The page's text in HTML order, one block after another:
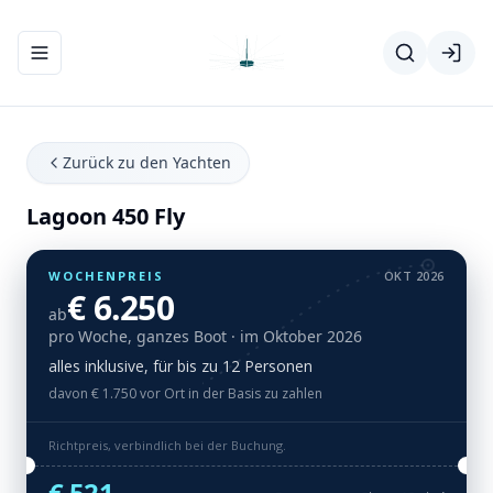
Navigationsmenü ein-/ausblenden
Zurück zu den Yachten
Lagoon 450 Fly
WOCHENPREIS OKT 2026
ab€ 6.250
pro Woche, ganzes Boot · im Oktober 2026
alles inklusive, für bis zu 12 Personen
davon € 1.750 vor Ort in der Basis zu zahlen
Richtpreis, verbindlich bei der Buchung.